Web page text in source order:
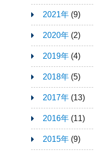
2021年(9)
2020年(2)
2019年(4)
2018年(5)
2017年(13)
2016年(11)
2015年(9)